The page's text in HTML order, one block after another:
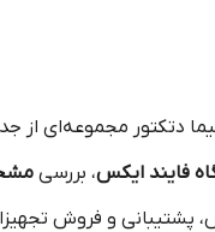
دتکتور مجموعه‌ای از
فایند ایکس، بررسی
پشتیبانی و فروش